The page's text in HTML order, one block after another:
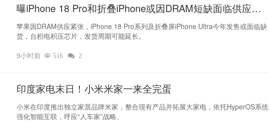
曝iPhone 18 Pro和折叠iPhone或因DRAM短缺面临供应紧
苹果因DRAM供应紧张，iPhone 18 Pro系列及折叠屏iPhone Ultra今年发售或面临缺
货，台积电积压芯片，发货周期可能延长。
9小时前  516  2
印度家电末日！小米米家一来全完蛋
小米在印度推出独立家居品牌米家，整合现有产品并拓展大家电，依托HyperOS系统
强化智能互联，呼应“人车家”战略。